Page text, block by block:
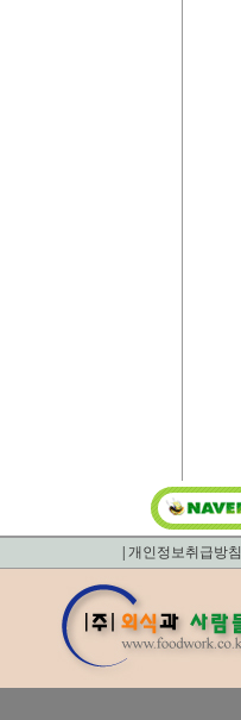
개인정보취급방침